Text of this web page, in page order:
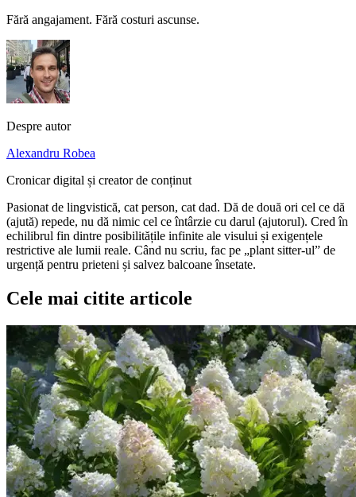
Fără angajament. Fără costuri ascunse.
Despre autor
Alexandru Robea
Cronicar digital și creator de conținut
Pasionat de lingvistică, cat person, cat dad. Dă de două ori cel ce dă
(ajută) repede, nu dă nimic cel ce întârzie cu darul (ajutorul). Cred în
echilibrul fin dintre posibilitățile infinite ale visului și exigențele
restrictive ale lumii reale. Când nu scriu, fac pe „plant sitter-ul” de
urgență pentru prieteni și salvez balcoane însetate.
Cele mai citite articole